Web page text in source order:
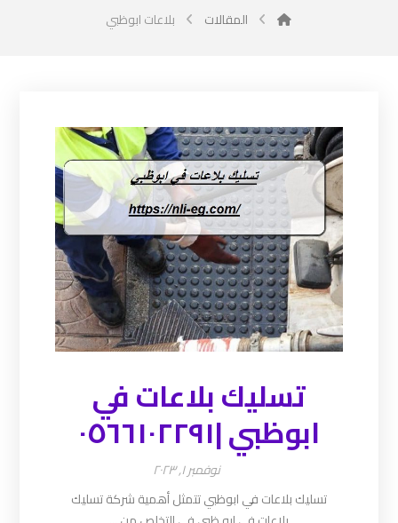
المقالات بلاعات ابوظبي
تسليك بلاعات في
ابوظبي |٠٥٦٦١٠٢٢٩١
نوفمبر ١, ٢٠٢٣
تسليك بلاعات في ابوظبي تتمثل أهمية شركة تسليك